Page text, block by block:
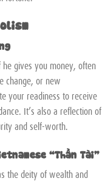
gives you money, often
change, or new
your readiness to receive
It’s also a reflection of
and self-worth.
“Thần Tài”
the deity of wealth and